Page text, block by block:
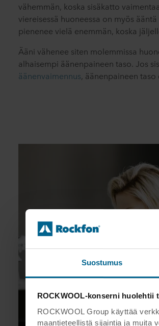
Suostumus
ROCKWOOL-konserni huolehtii
ROCKWOOL Group käyttää
maantieteellistä sijaintia ja muita
vähemmän, koska sisäkatto
viereisessä huoneessa on myös
pienenee vielä enemmän, koska
Ääni vähenee siten molemmissa
alhaisempi äänenpaineen taso. Jos
äänenvaimennus, äänenpaineen taso